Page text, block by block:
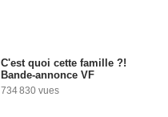
C'est quoi cette famille ?!
Bande-annonce VF
734 830 vues